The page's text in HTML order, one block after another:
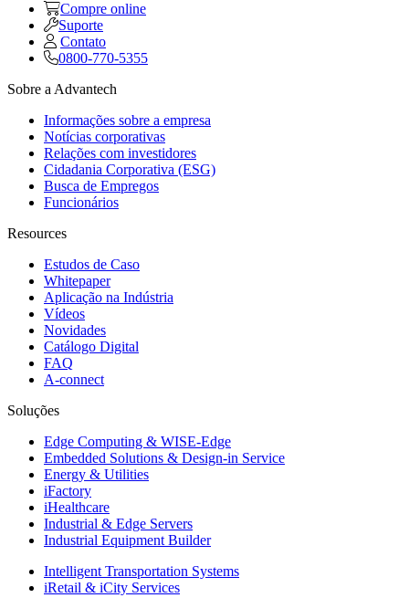
Compre online
Suporte
Contato
0800-770-5355
Sobre a Advantech
Informações sobre a empresa
Notícias corporativas
Relações com investidores
Cidadania Corporativa (ESG)
Busca de Empregos
Funcionários
Resources
Estudos de Caso
Whitepaper
Aplicação na Indústria
Vídeos
Novidades
Catálogo Digital
FAQ
A-connect
Soluções
Edge Computing & WISE-Edge
Embedded Solutions & Design-in Service
Energy & Utilities
iFactory
iHealthcare
Industrial & Edge Servers
Industrial Equipment Builder
Intelligent Transportation Systems
iRetail & iCity Services